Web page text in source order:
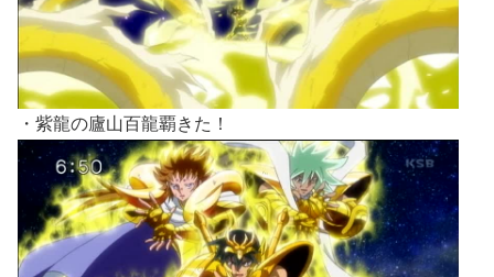
・紫龍の廬山百龍覇きた！